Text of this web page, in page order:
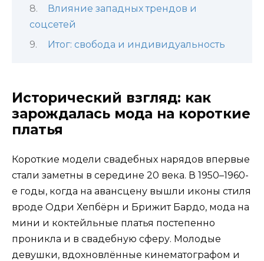
Влияние западных трендов и
соцсетей
Итог: свобода и индивидуальность
Исторический взгляд: как
зарождалась мода на короткие
платья
Короткие модели свадебных нарядов впервые
стали заметны в середине 20 века. В 1950–1960-
е годы, когда на авансцену вышли иконы стиля
вроде Одри Хепбёрн и Брижит Бардо, мода на
мини и коктейльные платья постепенно
проникла и в свадебную сферу. Молодые
девушки, вдохновлённые кинематографом и